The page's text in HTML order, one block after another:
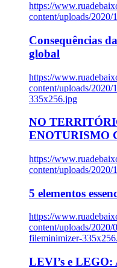
https://
content/uploads/
Consequências
global
https://
content/uploads/
335x256.jpg
NO
ENOTURISMO
https://
content/uploads/
5 elementos
https://
content/uploads/
fileminimizer-
LEVI’s e LEGO: